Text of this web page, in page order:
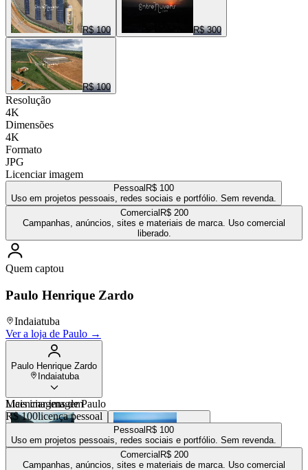
R$ 100 R$ 300
R$ 100
Resolução
4K
Dimensões
4K
Formato
JPG
Licenciar imagem
Pessoal R$ 100
Uso em projetos pessoais, redes sociais e portfólio. Sem revenda.
Comercial R$ 200
Campanhas, anúncios, sites e materiais de marca. Uso comercial
liberado.
Quem captou
Paulo Henrique Zardo
Indaiatuba
Ver a loja de Paulo →
Paulo Henrique Zardo
Indaiatuba
Mais imagens dePaulo
R$ 100
Licenciar imagem
R$ 100licença pessoal
Pessoal R$ 100
Uso em projetos pessoais, redes sociais e portfólio. Sem revenda.
Comercial R$ 200
Campanhas, anúncios, sites e materiais de marca. Uso comercial